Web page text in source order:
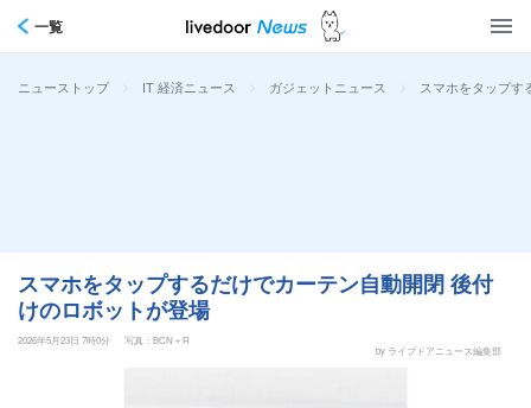
一覧
ニューストップ > IT 経済ニュース > ガジェットニュース > スマホをタップす
スマホをタップするだけでカーテン自動開閉 後付
けのロボットが登場
2026年5月23日 7時0分
写真：BCN＋R
by ライブドアニュース編集部